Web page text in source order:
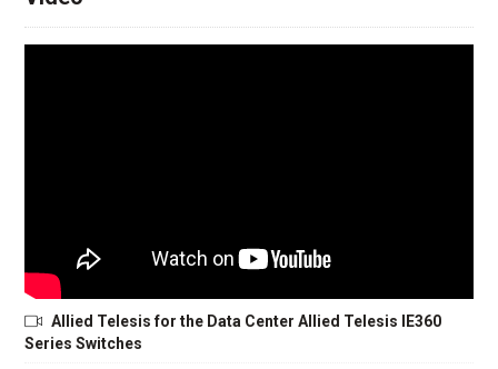
Allied Telesis for the Data Center Allied Telesis IE360
Series Switches